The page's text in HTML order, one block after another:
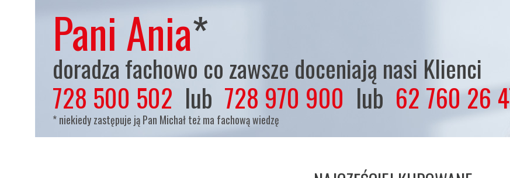
Pani Ania*
doradza fachowo co zawsze doceniają nasi Klienci
728 500 502 lub 728 970 900 lub 62 760 26
* niekiedy zastępuje ją Pan Michał też ma fachową wiedzę